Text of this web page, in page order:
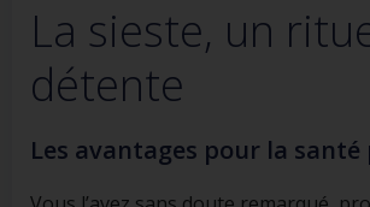
La sieste, un
détente
Les avantages pour la santé